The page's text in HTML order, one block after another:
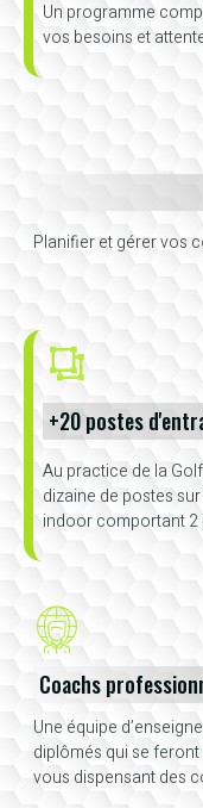
Un programme
vos besoins et
Planifier et gérer vos
+20 postes
Au practice de la
dizaine de postes
indoor comportant 2
Coachs
Une équipe
diplômés qui se
vous dispensant des